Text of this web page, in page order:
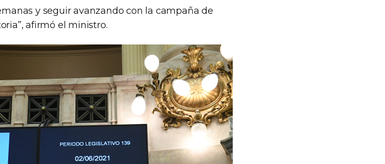
y seguir avanzando con la campaña de
afirmó el ministro.